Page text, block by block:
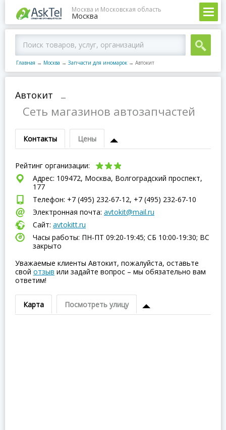
Москва и Московская область
Москва
Главная → Москва → Запчасти для иномарок → Автокит
Автокит
–
Сеть магазинов автозапчастей
Контакты Цены
Рейтинг организации:
Адрес: 109472, Москва, Волгоградский проспект,
177
Телефон: +7 (495) 232-67-12, +7 (495) 232-67-10
Электронная почта: avtokit@mail.ru
Сайт: avtokitt.ru
Часы работы: ПН-ПТ 09:20-19:45; СБ 10:00-19:30; ВC
закрыто
Уважаемые клиенты Автокит, пожалуйста, оставьте
свой отзыв или задайте вопрос – мы обязательно вам
ответим!
Карта Посмотреть улицу